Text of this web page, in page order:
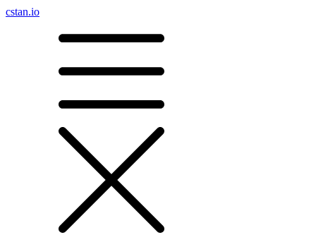
cstan.io